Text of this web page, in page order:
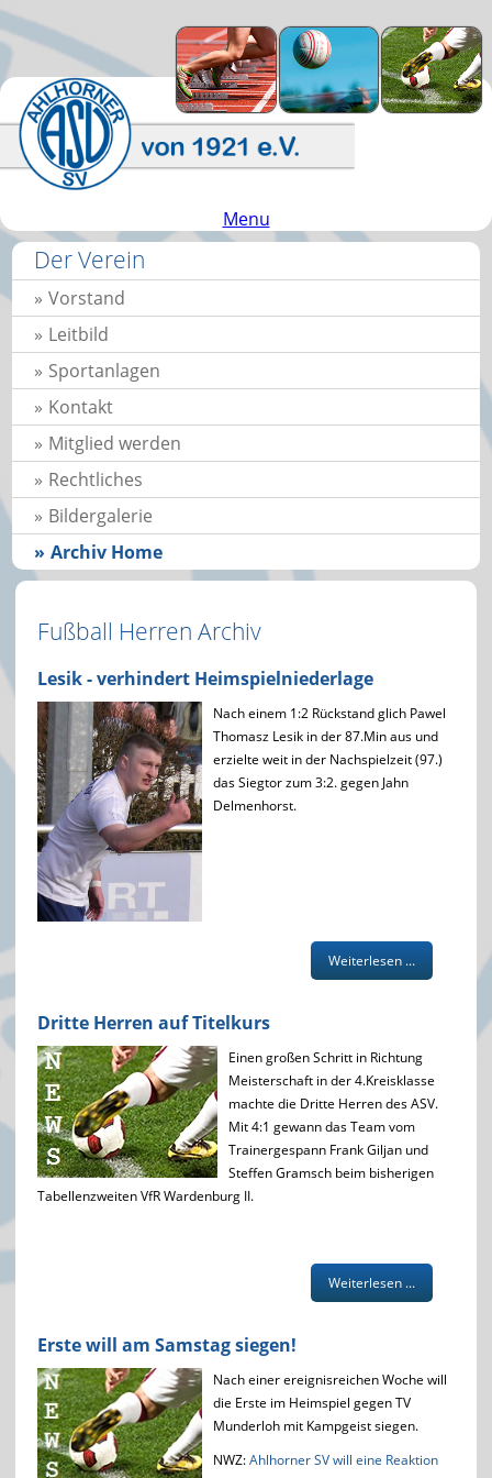
Menu
Der Verein
Vorstand
Leitbild
Sportanlagen
Kontakt
Mitglied werden
Rechtliches
Bildergalerie
Archiv Home
Fußball Herren Archiv
Lesik - verhindert Heimspielniederlage
Nach einem 1:2 Rückstand glich Pawel
Thomasz Lesik in der 87.Min aus und
erzielte weit in der Nachspielzeit (97.)
das Siegtor zum 3:2. gegen Jahn
Delmenhorst.
Weiterlesen ...
Dritte Herren auf Titelkurs
Einen großen Schritt in Richtung
Meisterschaft in der 4.Kreisklasse
machte die Dritte Herren des ASV.
Mit 4:1 gewann das Team vom
Trainergespann Frank Giljan und
Steffen Gramsch beim bisherigen
Tabellenzweiten VfR Wardenburg II.
Weiterlesen ...
Erste will am Samstag siegen!
Nach einer ereignisreichen Woche will
die Erste im Heimspiel gegen TV
Munderloh mit Kampgeist siegen.
NWZ:Ahlhorner SV will eine Reaktion